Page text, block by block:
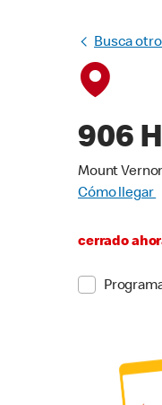
Busca
906
Mount
Cómo llegar
cerrado